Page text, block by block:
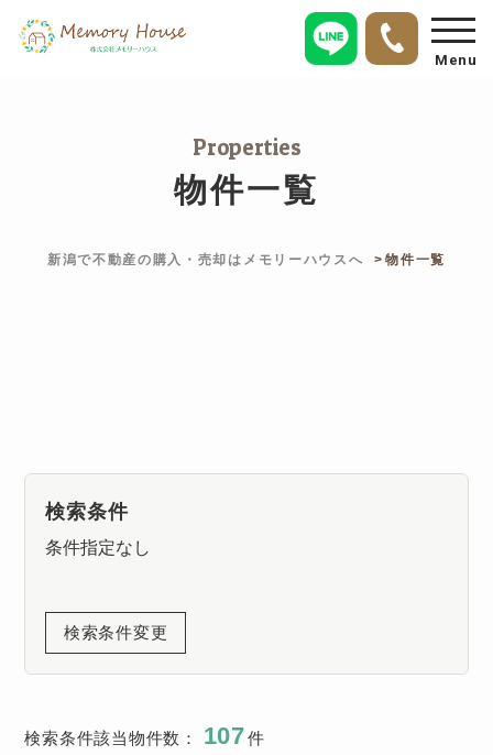
Menu
Properties
物件一覧
新潟で不動産の購入・売却はメモリーハウスへ 物件一覧
検索条件
条件指定なし
検索条件変更
検索条件該当物件数： 107件